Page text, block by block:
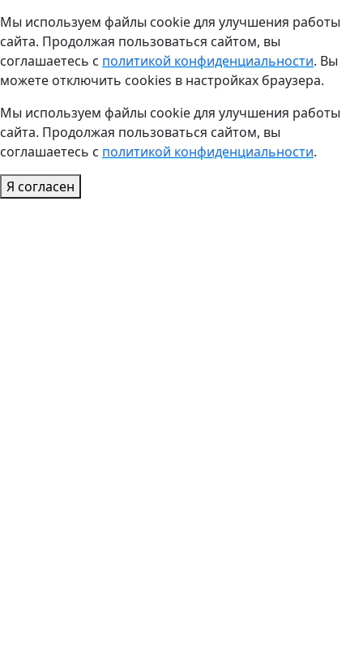
Мы используем файлы cookie для улучшения работы
сайта. Продолжая пользоваться сайтом, вы
соглашаетесь с политикой конфиденциальности. Вы
можете отключить cookies в настройках браузера.
Мы используем файлы cookie для улучшения работы
сайта. Продолжая пользоваться сайтом, вы
соглашаетесь с политикой конфиденциальности.
Я согласен